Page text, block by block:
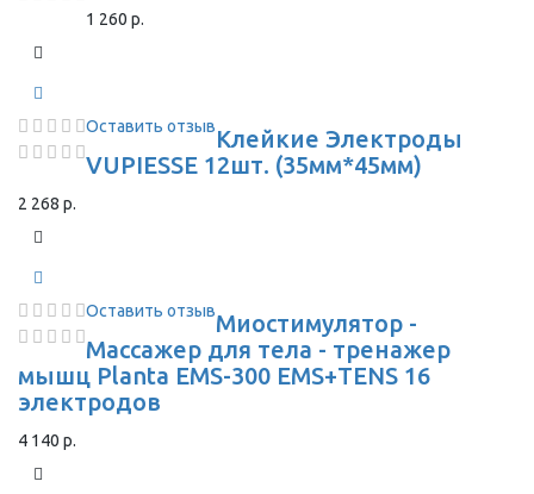
1 260 р.
Оставить отзывКлейкие Электроды
VUPIESSE 12шт. (35мм*45мм)
2 268 р.
Оставить отзывМиостимулятор -
Массажер для тела - тренажер
мышц Planta EMS-300 EMS+TENS 16
электродов
4 140 р.